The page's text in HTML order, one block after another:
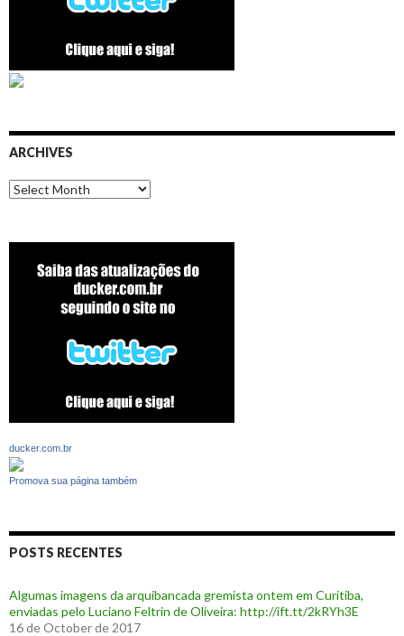
ARCHIVES
Archives
ducker.com.br
Promova sua página também
POSTS RECENTES
Algumas imagens da arquibancada gremista ontem em Curitiba,
enviadas pelo Luciano Feltrin de Oliveira: http://ift.tt/2kRYh3E
16 de October de 2017